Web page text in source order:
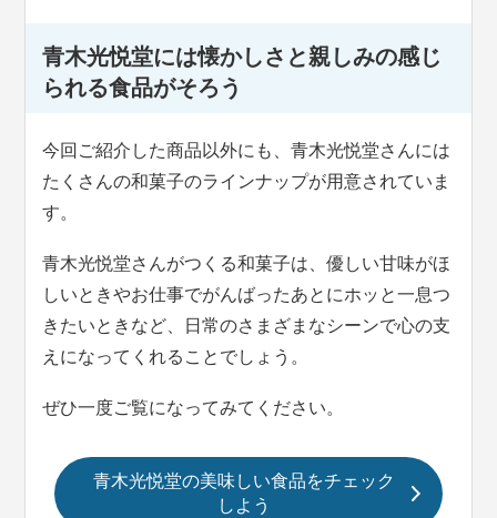
青木光悦堂には懐かしさと親しみの感じ
られる食品がそろう
今回ご紹介した商品以外にも、青木光悦堂さんには
たくさんの和菓子のラインナップが用意されていま
す。
青木光悦堂さんがつくる和菓子は、優しい甘味がほ
しいときやお仕事でがんばったあとにホッと一息つ
きたいときなど、日常のさまざまなシーンで心の支
えになってくれることでしょう。
ぜひ一度ご覧になってみてください。
青木光悦堂の美味しい食品をチェック
しよう